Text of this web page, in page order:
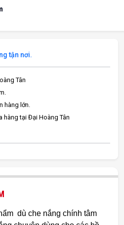
tận nơi.
Tân
hàng lớn.
hàng tại Đại Hoàng Tân
dù che nắng chính tâm